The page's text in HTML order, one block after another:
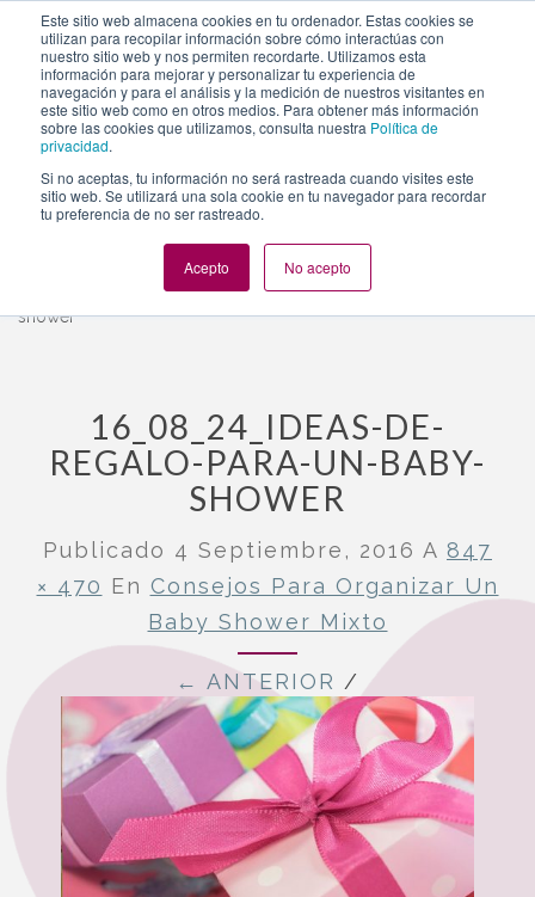
Este sitio web almacena cookies en tu ordenador. Estas cookies se
utilizan para recopilar información sobre cómo interactúas con
nuestro sitio web y nos permiten recordarte. Utilizamos esta
información para mejorar y personalizar tu experiencia de
navegación y para el análisis y la medición de nuestros visitantes en
este sitio web como en otros medios. Para obtener más información
sobre las cookies que utilizamos, consulta nuestra Política de
privacidad.
Si no aceptas, tu información no será rastreada cuando visites este
sitio web. Se utilizará una sola cookie en tu navegador para recordar
tu preferencia de no ser rastreado.
Acepto No acepto
https://www.evento.love/blog/consejos-organizar-baby-
shower-mixto-madrid/16_08_24_ideas-de-regalo-para-un-
baby-shower/
Baby Shower
Consejos para organizar un baby
16_08_24_Ideas-de-regalo-para-un-baby-
shower
16_08_24_IDEAS-DE-
REGALO-PARA-UN-BABY-
SHOWER
Publicado 4 Septiembre, 2016 A 847
× 470 En Consejos Para Organizar Un
Baby Shower Mixto
← ANTERIOR /